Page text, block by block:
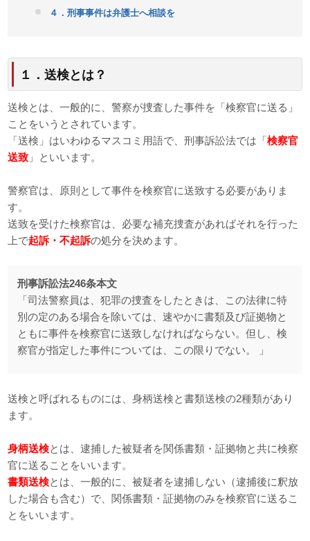
４．刑事事件は弁護士へ相談を
１．送検とは？
送検とは、一般的に、警察が捜査した事件を「検察官に送る」
ことをいうとされています。
「送検」はいわゆるマスコミ用語で、刑事訴訟法では「検察官
送致 」といいます。
警察官は、原則として事件を検察官に送致する必要がありま
す。
送致を受けた検察官は、必要な補充捜査があればそれを行った
上で起訴・不起訴の処分を決めます。
刑事訴訟法246条本文
「司法警察員は、犯罪の捜査をしたときは、この法律に特
別の定のある場合を除いては、速やかに書類及び証拠物と
ともに事件を検察官に送致しなければならない。但し、検
察官が指定した事件については、この限りでない。 」
送検と呼ばれるものには、身柄送検と書類送検の2種類があり
ます。
身柄送検とは、逮捕した被疑者を関係書類・証拠物と共に検察
官に送ることをいいます。
書類送検とは、一般的に、被疑者を逮捕しない（逮捕後に釈放
した場合も含む）で、関係書類・証拠物のみを検察官に送るこ
とをいいます。